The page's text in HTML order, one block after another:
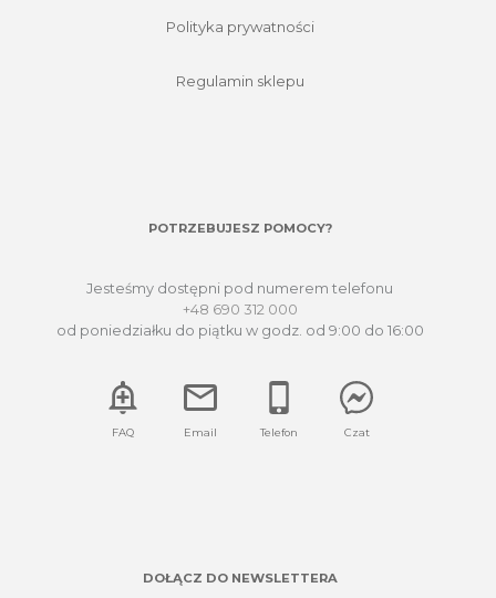
Polityka prywatności
Regulamin sklepu
POTRZEBUJESZ POMOCY?
Jesteśmy dostępni pod numerem telefonu
+48 690 312 000
od poniedziałku do piątku w godz. od 9:00 do 16:00
FAQ Email Telefon Czat
DOŁĄCZ DO NEWSLETTERA